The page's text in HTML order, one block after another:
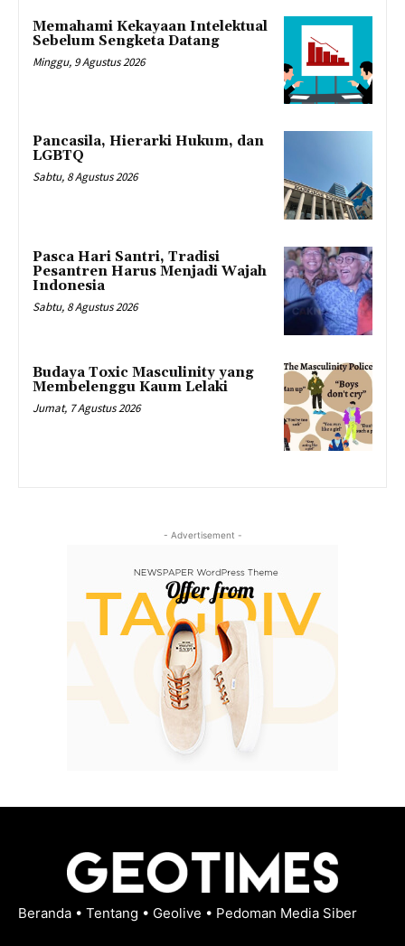
Memahami Kekayaan Intelektual
Sebelum Sengketa Datang
Minggu, 9 Agustus 2026
Pancasila, Hierarki Hukum, dan
LGBTQ
Sabtu, 8 Agustus 2026
Pasca Hari Santri, Tradisi
Pesantren Harus Menjadi Wajah
Indonesia
Sabtu, 8 Agustus 2026
Budaya Toxic Masculinity yang
Membelenggu Kaum Lelaki
Jumat, 7 Agustus 2026
- Advertisement -
Beranda • Tentang • Geolive • Pedoman Media Siber